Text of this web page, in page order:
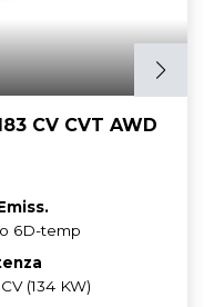
CV CVT AWD
6D-temp
(134 KW)